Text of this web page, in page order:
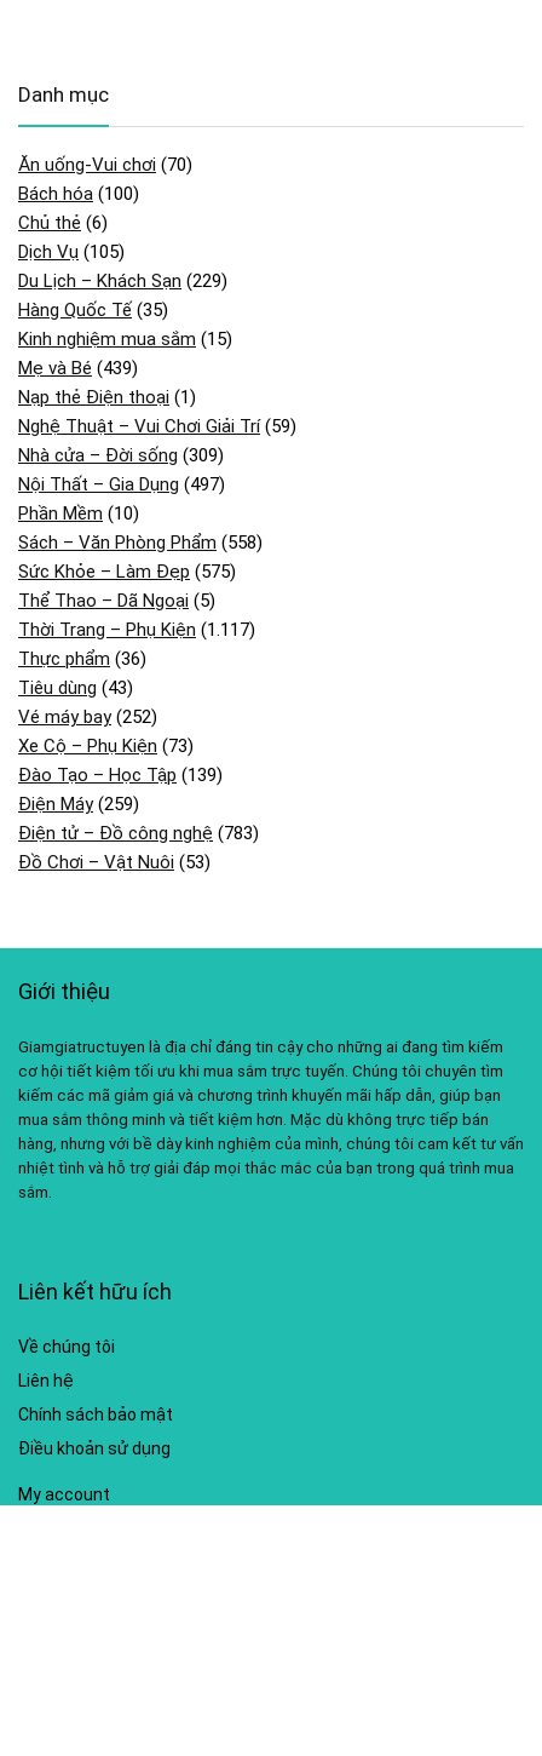
Danh mục
Ăn uống-Vui chơi (70)
Bách hóa (100)
Chủ thẻ (6)
Dịch Vụ (105)
Du Lịch – Khách Sạn (229)
Hàng Quốc Tế (35)
Kinh nghiệm mua sắm (15)
Mẹ và Bé (439)
Nạp thẻ Điện thoại (1)
Nghệ Thuật – Vui Chơi Giải Trí(59)
Nhà cửa – Đời sống (309)
Nội Thất – Gia Dụng (497)
Phần Mềm (10)
Sách – Văn Phòng Phẩm (558)
Sức Khỏe – Làm Đẹp (575)
Thể Thao – Dã Ngoại (5)
Thời Trang – Phụ Kiện (1.117)
Thực phẩm (36)
Tiêu dùng (43)
Vé máy bay(252)
Xe Cộ – Phụ Kiện (73)
Đào Tạo – Học Tập (139)
Điện Máy(259)
Điện tử – Đồ công nghệ (783)
Đồ Chơi – Vật Nuôi (53)
Giới thiệu
Giamgiatructuyen là địa chỉ đáng tin cậy cho những ai đang tìm kiếm
cơ hội tiết kiệm tối ưu khi mua sắm trực tuyến. Chúng tôi chuyên tìm
kiếm các mã giảm giá và chương trình khuyến mãi hấp dẫn, giúp bạn
mua sắm thông minh và tiết kiệm hơn. Mặc dù không trực tiếp bán
hàng, nhưng với bề dày kinh nghiệm của mình, chúng tôi cam kết tư vấn
nhiệt tình và hỗ trợ giải đáp mọi thắc mắc của bạn trong quá trình mua
sắm.
Liên kết hữu ích
Về chúng tôi
Liên hệ
Chính sách bảo mật
Điều khoản sử dụng
My account